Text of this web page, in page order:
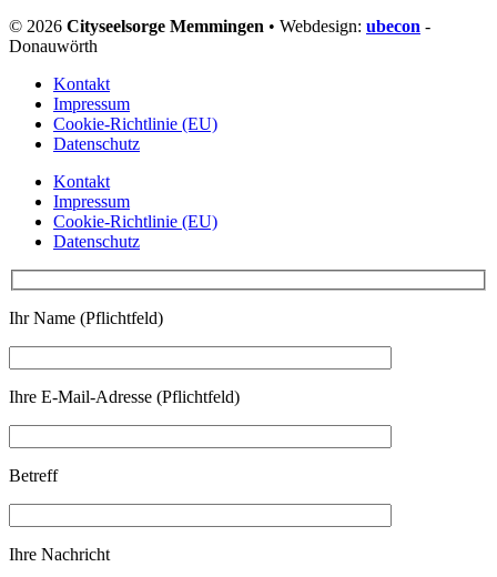
© 2026 Cityseelsorge Memmingen • Webdesign: ubecon -
Donauwörth
Kontakt
Impressum
Cookie-Richtlinie (EU)
Datenschutz
Kontakt
Impressum
Cookie-Richtlinie (EU)
Datenschutz
Ihr Name (Pflichtfeld)
Ihre E-Mail-Adresse (Pflichtfeld)
Betreff
Ihre Nachricht